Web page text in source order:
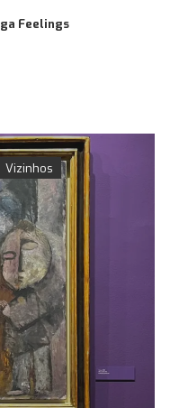
Feelings
Vizinhos